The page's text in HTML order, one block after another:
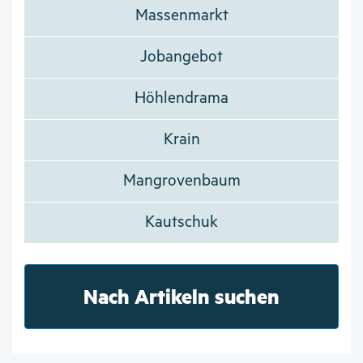
Massenmarkt
Jobangebot
Höhlendrama
Krain
Mangrovenbaum
Kautschuk
Nach Artikeln suchen